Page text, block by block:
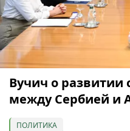
Вучич о развитии
между Сербией и
ПОЛИТИКА